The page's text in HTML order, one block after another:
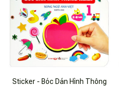
Sticker - Bóc Dán Hình Thông